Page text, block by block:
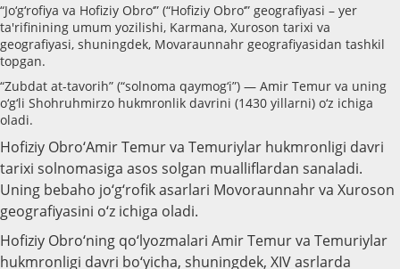
“Jo‘g‘rofiya va Hofiziy Obro‘” (“Hofiziy Obro‘” geografiyasi – yer
ta'rifinining umum yozilishi, Karmana, Xuroson tarixi va
geografiyasi, shuningdek, Movaraunnahr geografiyasidan tashkil
topgan.
“Zubdat at-tavorih” (“solnoma qaymog‘i”) — Amir Temur va uning
o‘g‘li Shohruhmirzo hukmronlik davrini (1430 yillarni) o‘z ichiga
oladi.
Hofiziy Obro‘Amir Temur va Temuriylar hukmronligi davri
tarixi solnomasiga asos solgan mualliflardan sanaladi.
Uning bebaho jo‘g‘rofik asarlari Movoraunnahr va Xuroson
geografiyasini o‘z ichiga oladi.
Hofiziy Obro‘ning qo‘lyozmalari Amir Temur va Temuriylar
hukmronligi davri bo‘yicha, shuningdek, XIV asrlarda